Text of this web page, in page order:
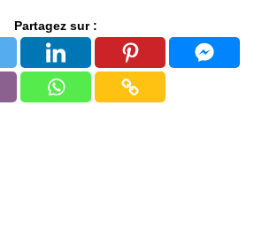
Partagez sur :